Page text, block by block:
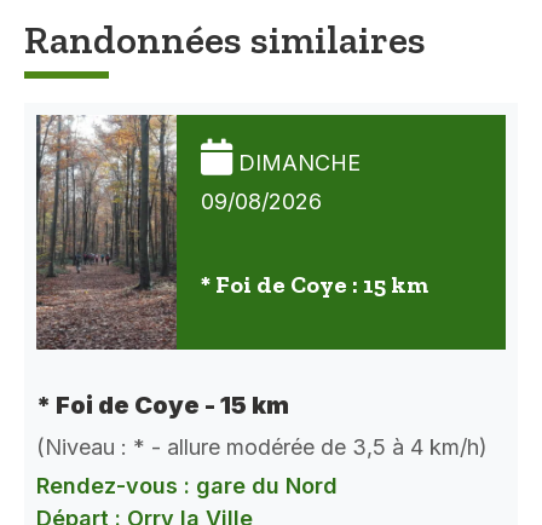
Randonnées similaires
DIMANCHE
09/08/2026
* Foi de Coye : 15 km
* Foi de Coye - 15 km
(Niveau : * - allure modérée de 3,5 à 4 km/h)
Rendez-vous : gare du Nord
Départ : Orry la Ville